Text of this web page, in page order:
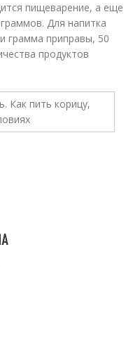
пищеварение, а еще
Для напитка
грамма приправы, 50
продуктов